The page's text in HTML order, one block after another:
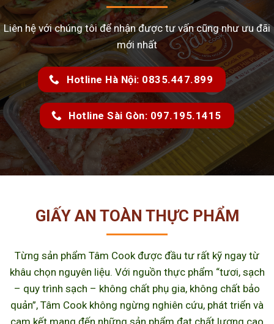
Liên hệ với chúng tôi để nhận được tư vấn cũng như ưu đãi
mới nhất
Hotline Hà Nội: 0835.447.899
Hotline Sài Gòn: 097.195.1415
GIẤY AN TOÀN THỰC PHẨM
Từng sản phẩm Tâm Cook được đầu tư rất kỹ ngay từ
khâu chọn nguyên liệu. Với nguồn thực phẩm “tươi, sạch
– quy trình sạch – không chất phụ gia, không chất bảo
quản”, Tâm Cook không ngừng nghiên cứu, phát triển và
cam kết mang đến những sản phẩm đạt chất lượng cao